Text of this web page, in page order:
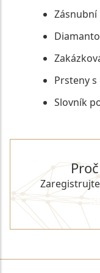
Prsteny
Slovník